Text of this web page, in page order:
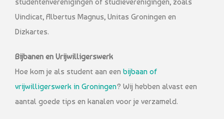
Vindicat, Albertus Magnus, Unitas Groningen en
Dizkartes.
Bijbanen en Vrijwilligerswerk
Hoe kom je als student aan een bijbaan of
vrijwilligerswerk in Groningen? Wij hebben alvast een
aantal goede tips en kanalen voor je verzameld.